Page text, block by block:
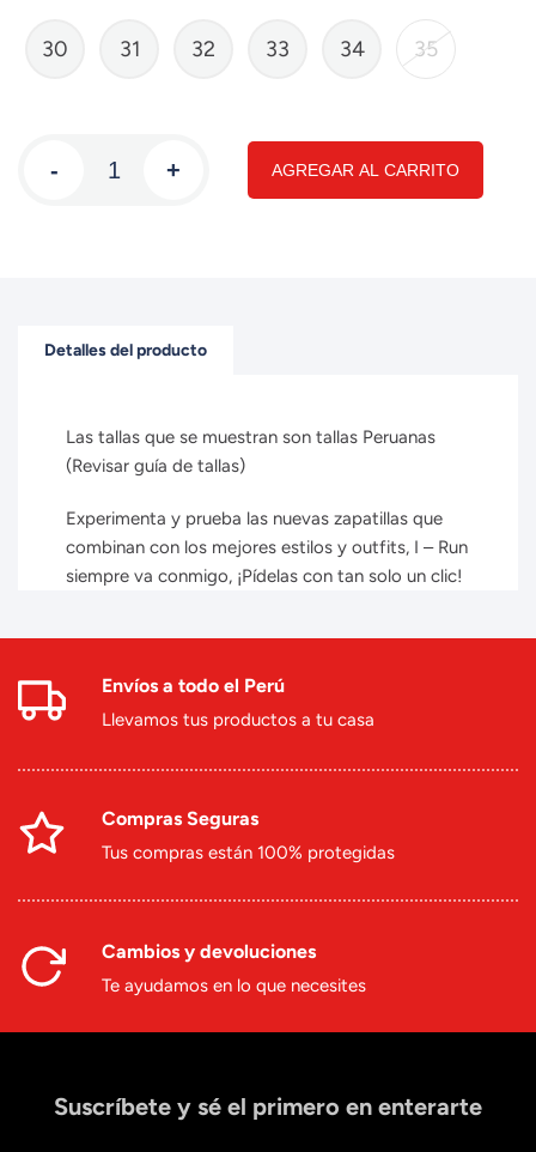
30 31 32 33 34 35
- + AGREGAR AL CARRITO
Detalles del producto
Las tallas que se muestran son tallas Peruanas
(Revisar guía de tallas)
Experimenta y prueba las nuevas zapatillas que
combinan con los mejores estilos y outfits, I – Run
siempre va conmigo, ¡Pídelas con tan solo un clic!
Envíos a todo el Perú
Llevamos tus productos a tu casa
Compras Seguras
Tus compras están 100% protegidas
Cambios y devoluciones
Te ayudamos en lo que necesites
Suscríbete y sé el primero en enterarte